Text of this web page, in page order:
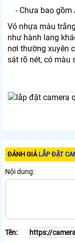
- Chưa bao gồm
Vỏ nhựa màu
như hành lang
nơi thường xuyên
sát rõ nét, có màu
ĐÁNH GIÁ LẮP ĐẶT
Nội dung:
Tên: